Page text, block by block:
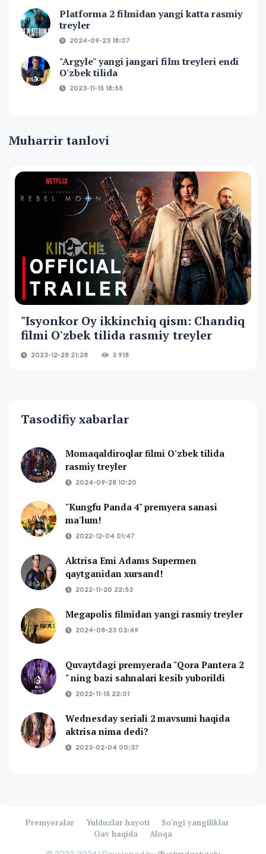
Platforma 2 filmidan yangi katta rasmiy
treyler
2024-09-23 18:07
"Argyle" yangi jangari film treyleri endi
O'zbek tilida
2023-11-15 18:55
Muharrir tanlovi
"Isyonkor Oy ikkinchiq qism: Chandiq
filmi O'zbek tilida rasmiy treyler
2023-12-28 21:28 3 918
Tasodifiy xabarlar
Momaqaldiroqlar filmi O'zbek tilida
rasmiy treyler
2024-09-28 10:20
"Kungfu Panda 4" premyera sanasi
ma'lum!
2022-12-04 01:47
Aktrisa Emi Adams Supermen
qaytganidan xursand!
2022-11-20 22:53
Megapolis filmidan yangi rasmiy treyler
2024-08-23 03:49
Quvaytdagi premyerada "Qora Pantera 2
" ning bazi sahnalari kesib yuborildi
2022-11-15 22:01
Wednesday seriali 2 mavsumi haqida
aktrisa nima dedi?
2023-02-04 00:37
Premyeralar Yulduzlar hayoti
So'ngi yangiliklar
Oav haqida
Aloqa